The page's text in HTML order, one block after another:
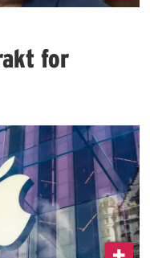
for